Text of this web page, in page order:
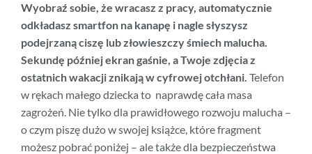
Wyobraź sobie, że wracasz z pracy, automatycznie
odkładasz smartfon na kanapę i nagle słyszysz
podejrzaną ciszę lub złowieszczy śmiech malucha.
Sekundę później ekran gaśnie, a Twoje zdjęcia z
ostatnich wakacji znikają w cyfrowej otchłani. Telefon
w rękach małego dziecka to naprawdę cała masa
zagrożeń. Nie tylko dla prawidłowego rozwoju malucha –
o czym piszę dużo w swojej książce, które fragment
możesz pobrać poniżej – ale także dla bezpieczeństwa